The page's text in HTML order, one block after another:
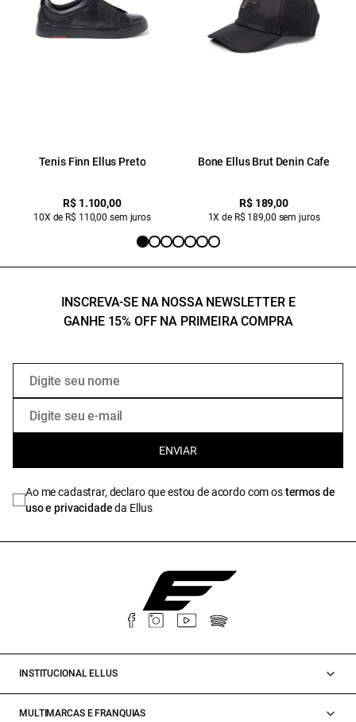
Tenis Finn Ellus Preto
R$ 1.100,00
10X de R$ 110,00 sem juros
Bone Ellus Brut Denin Cafe
R$ 189,00
1X de R$ 189,00 sem juros
INSCREVA-SE NA NOSSA NEWSLETTER E
GANHE 15% OFF NA PRIMEIRA COMPRA
ENVIAR
Ao me cadastrar, declaro que estou de acordo com ostermos de
uso e privacidadeda Ellus
INSTITUCIONAL ELLUS
MULTIMARCAS E FRANQUIAS